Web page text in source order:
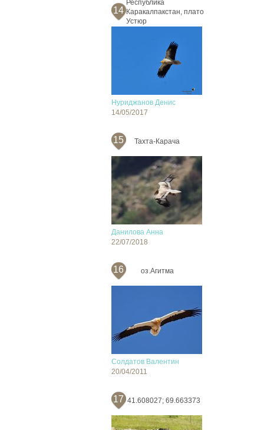
14
Республика
Каракалпакстан, плато
Устюр
Нуриджанов Денис
14/05/2017
15 Тахта-Карача
Данилова Анна
22/07/2018
16 оз.Агитма
Солдатов Валентин
20/04/2011
17 41.608027; 69.663373